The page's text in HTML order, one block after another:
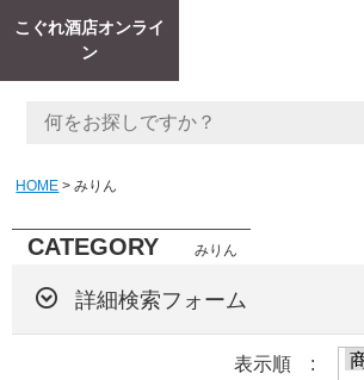
こぐれ酒店オンライ
ン
HOME みりん
CATEGORY みりん
詳細検索フォーム
表示順 :